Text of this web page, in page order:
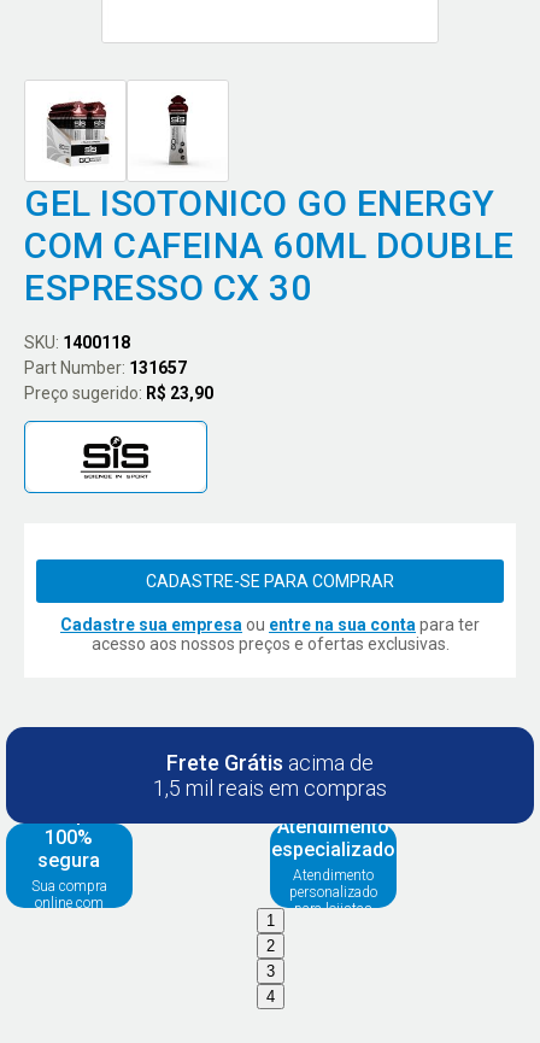
GEL ISOTONICO GO ENERGY
COM CAFEINA 60ML DOUBLE
ESPRESSO CX 30
SKU: 1400118
Part Number: 131657
Preço sugerido: R$ 23,90
CADASTRE-SE PARA COMPRAR
Cadastre sua empresa ou entre na sua conta para ter
acesso aos nossos preços e ofertas exclusivas.
Frete Grátis acima de
1,5 mil reais em compras
100%
segura
Sua compra
online com
Atendimento
especializado
Atendimento
personalizado
para lojistas
1
2
3
4